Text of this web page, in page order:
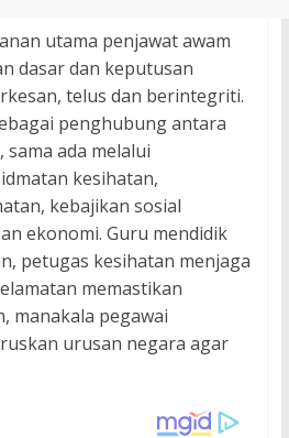
utama penjawat awam
dasar dan keputusan
telus dan berintegriti.
penghubung antara
ada melalui
kesihatan,
kebajikan sosial
ekonomi. Guru mendidik
petugas kesihatan menjaga
memastikan
manakala pegawai
urusan negara agar